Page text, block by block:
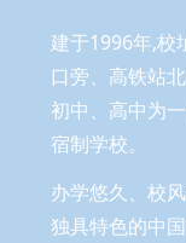
建于1996年,校
口旁、高铁站
初中、高中为
宿制学校。
办学悠久、校
独具特色的中